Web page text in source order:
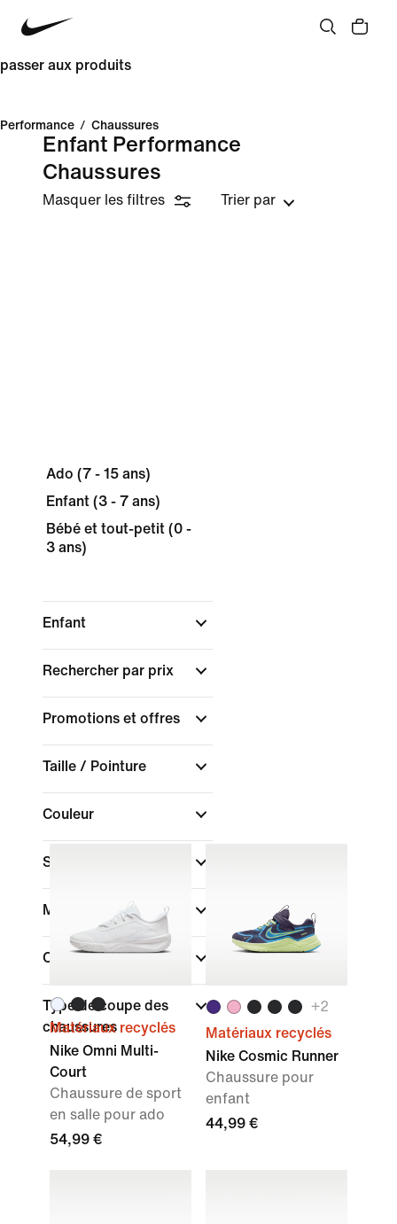
passer aux produits
Performance / Chaussures
Enfant Performance
Chaussures
Masquer les filtres Trier par
Ado (7 - 15 ans)
Enfant (3 - 7 ans)
Bébé et tout-petit (0 -
3 ans)
Enfant
Rechercher par prix
Promotions et offres
Taille / Pointure
Couleur
Sport
Marque
Collections
Type de coupe des
chaussures
Matériaux recyclés
Nike Omni Multi-
Court
Chaussure de sport
en salle pour ado
54,99 €
+2
Matériaux recyclés
Nike Cosmic Runner
Chaussure pour
enfant
44,99 €